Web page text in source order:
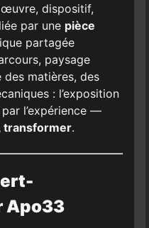
dispositif,
par une pièce
partagée
paysage
matières, des
: l’exposition
l’expérience —
transformer.
Apo33